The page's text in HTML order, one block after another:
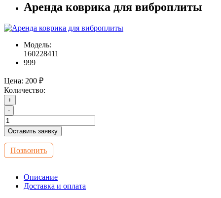
Аренда коврика для виброплиты
Модель:
160228411
999
Цена: 200 ₽
Количество:
+
-
Оставить заявку
Позвонить
Описание
Доставка и оплата